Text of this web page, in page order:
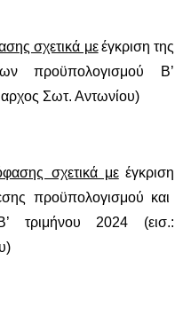
σχετικά με έγκριση της
προϋπολογισμού Β’
Σωτ. Αντωνίου)
σχετικά με έγκριση
προϋπολογισμού και
Β’ τριμήνου 2024 (εισ.:
)